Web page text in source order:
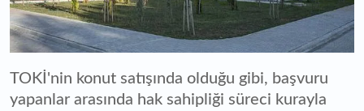
TOKİ'nin konut satışında olduğu gibi, başvuru
yapanlar arasında hak sahipliği süreci kurayla